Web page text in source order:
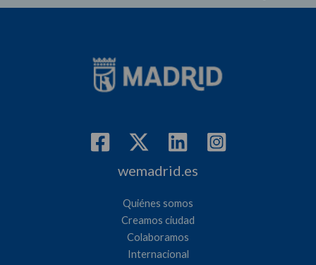
wemadrid.es
Quiénes somos
Creamos ciudad
Colaboramos
Internacional